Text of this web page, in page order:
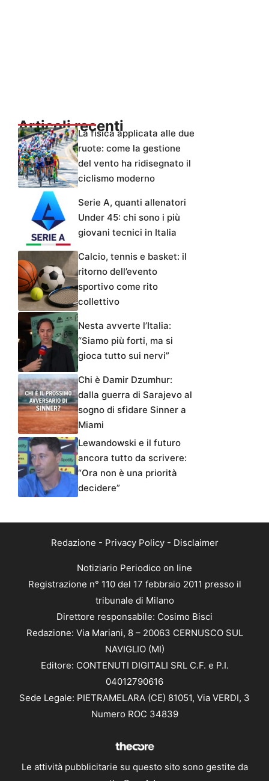
Articoli recentiLa fisica applicata alle due
ruote: come la gestione
del vento ha ridisegnato il
ciclismo moderno
Serie A, quanti allenatori
Under 45: chi sono i più
giovani tecnici in Italia
Calcio, tennis e basket: il
ritorno dell’evento
sportivo come rito
collettivo
Nesta avverte l’Italia:
“Siamo più forti, ma si
gioca tutto sui nervi”
Chi è Damir Dzumhur:
dalla guerra di Sarajevo al
sogno di sfidare Sinner a
Miami
Lewandowski e il futuro
ancora tutto da scrivere:
“Ora non è una priorità
decidere”
Redazione - Privacy Policy- Disclaimer
Notiziario Periodico on line
Registrazione n° 110 del 17 febbraio 2011 presso il
tribunale di Milano
Direttore responsabile: Cosimo Bisci
Redazione: Via Mariani, 8 – 20063 CERNUSCO SUL
NAVIGLIO (MI)
Editore: CONTENUTI DIGITALI SRL C.F. e P.I.
04012790616
Sede Legale: PIETRAMELARA (CE) 81051, Via VERDI, 3
Numero ROC 34839
Le attività pubblicitarie su questo sito sono gestite da